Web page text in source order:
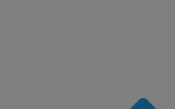
política de